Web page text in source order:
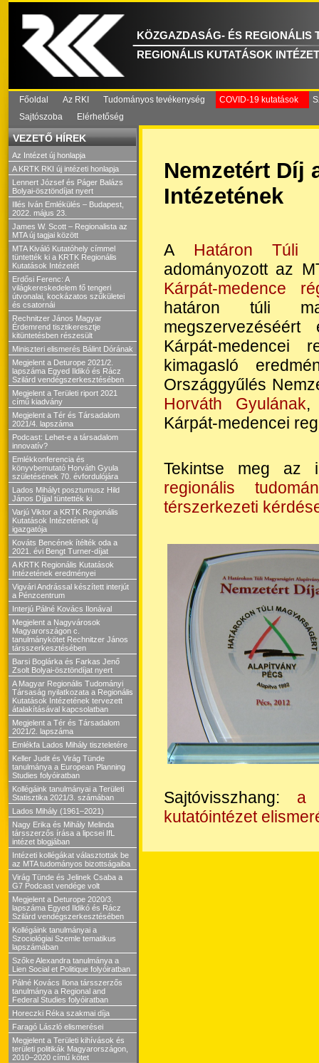
KÖZGAZDASÁG- ÉS REGIONÁLIS
REGIONÁLIS KUTATÁSOK
Főoldal Az RKI Tudományos tevékenység COVID-19 kutatások
Sajtószoba
Elérhetőség
VEZETŐ HÍREK
Az Intézet új honlapja
A KRTK RKI új intézeti honlapja
Lennert József és Páger Balázs
Bolyai-ösztöndíjat nyert
Illés Iván Emlékülés – Budapest,
2022. május 23.
James W. Scott – Regionalista az
MTA új tagjai között
MTA Kiváló Kutatóhely címmel
tüntették ki a KRTK Regionális
Kutatások Intézetét
Erdősi Ferenc: A
világkereskedelem fő tengeri
útvonalai, kockázatos szűkületei
és csatornái
Rechnitzer János Magyar
Érdemrend tisztikeresztje
kitüntetésben részesült
Miniszteri elismerés Bálint Dórának
Megjelent a Deturope 2021/2.
lapszáma Egyed Ildikó és Rácz
Szilárd vendégszerkesztésében
Megjelent a Területi riport 2021
című kiadvány
Megjelent a Tér és Társadalom
2021/4. lapszáma
Podcast: Lehet-e a társadalom
innovatív?
Emlékkonferencia és
könyvbemutató Horváth Gyula
születésének 70. évfordulójára
Lados Mihályt posztumusz Hild
János Díjjal tüntették ki
Varjú Viktor a KRTK Regionális
Kutatások Intézetének új
igazgatója
Kováts Bencének ítélték oda a
2021. évi Bengt Turner-díjat
A KRTK Regionális Kutatások
Intézetének eredményei
Vigvári Andrással készített interjút
a Pénzcentrum
Interjú Pálné Kovács Ilonával
Megjelent a Nagyvárosok
Magyarországon c.
tanulmánykötet Rechnitzer János
társszerkesztésében
Barsi Boglárka és Farkas Jenő
Zsolt Bolyai-ösztöndíjat nyert
A Magyar Regionális Tudományi
Társaság nyilatkozata a Regionális
Kutatások Intézetének tervezett
átalakításával kapcsolatban
Megjelent a Tér és Társadalom
2021/2. lapszáma
Emlékfa Lados Mihály tiszteletére
Keller Judit és Virág Tünde
tanulmánya a European Planning
Studies folyóiratban
Kollégáink tanulmányai a Területi
Statisztika 2021/3. számában
Lados Mihály (1961–2021)
Nagy Erika és Mihály Melinda
társszerzős írása a lipcsei IfL
intézet blogjában
Intézeti kollégákat választottak be
az MTA tudományos bizottságaiba
Virág Tünde és Jelinek Csaba a
G7 Podcast vendége volt
Megjelent a Deturope 2020/3.
lapszáma Egyed Ildikó és Rácz
Szilárd vendégszerkesztésében
Kollégáink tanulmányai a
Szociológiai Szemle tematikus
lapszámában
Szőke Alexandra tanulmánya a
Lien Social et Politique folyóiratban
Pálné Kovács Ilona társszerzős
tanulmánya a Regional and
Federal Studies folyóiratban
Horeczki Réka szakmai díja
Faragó László elismerései
Megjelent a Területi kihívások és
területi politikák Magyarországon,
2010–2020 című kötet
Nemzetért Díj
Intézetének
A Határon Túli
adományozott az
Kárpát-medence
határon túli
Kárpát-medencei
kimagasló
Országgyűlés
Horváth Gyulának,
Kárpát-medencei
Tekintse meg az
regionális
térszerkezeti
Sajtóvisszhang: a
kutatóintézet